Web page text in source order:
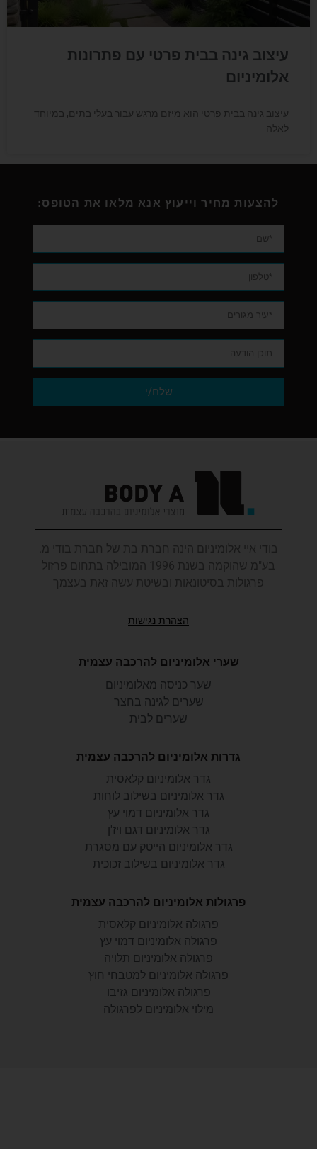
עיצוב גינה בבית פרטי עם פתרונות
אלומיניום
עיצוב גינה בבית פרטי הוא מיזם מרגש עבור בעלי בתים, במיוחד
לאלה
להצעות מחיר וייעוץ אנא מלאו את הטופס:
שלח/י
בודי איי אלומיניום הינה חברת בת של חברת בודי מ.
בע"מ שהוקמה בשנת 1996 המובילה בתחום פרזול
פרגולות בסיטונאות ובשיטת עשה זאת בעצמך
הצהרת נגישות
שערי אלומיניום להרכבה עצמית
שער כניסה מאלומיניום
שערים לגינה בחצר
שערים לבית
גדרות אלומיניום להרכבה עצמית
גדר אלומיניום קלאסית
גדר אלומיניום בשילוב לוחות
גדר אלומיניום דמוי עץ
גדר אלומיניום דגם ויז'ן
גדר אלומיניום הייטק עם מסגרת
גדר אלומיניום בשילוב זכוכית
פרגולות אלומיניום להרכבה עצמית
פרגולה אלומיניום קלאסית
פרגולה אלומיניום דמוי עץ
פרגולה אלומיניום תלויה
פרגולה אלומיניום למטבחי חוץ
פרגולה אלומיניום גזיבו
מילוי אלומיניום לפרגולה